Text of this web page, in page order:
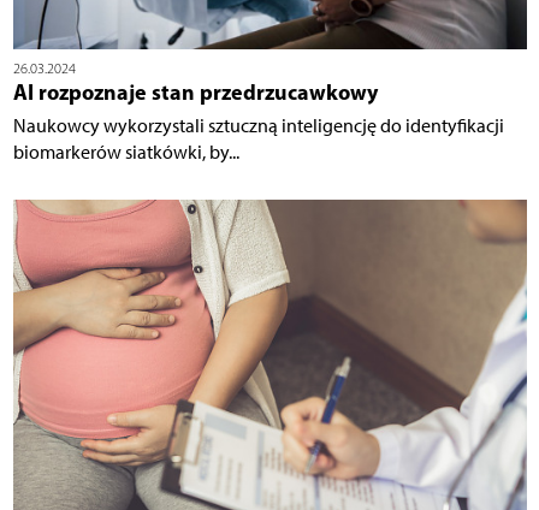
26.03.2024
AI rozpoznaje stan przedrzucawkowy
Naukowcy wykorzystali sztuczną inteligencję do identyfikacji
biomarkerów siatkówki, by...